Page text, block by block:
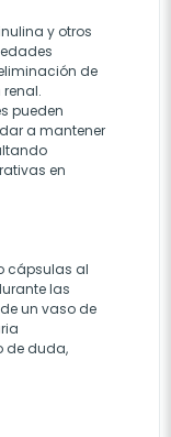
y otros
de
pueden
a mantener
en
cápsulas al
las
un vaso de
de duda,